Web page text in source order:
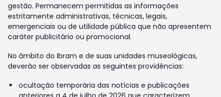
gestão. Permanecem permitidas as informações
estritamente administrativas, técnicas, legais,
emergenciais ou de utilidade pública que não apresentem
caráter publicitário ou promocional.
No âmbito do Ibram e de suas unidades museológicas,
deverão ser observadas as seguintes providências:
ocultação temporária das notícias e publicações